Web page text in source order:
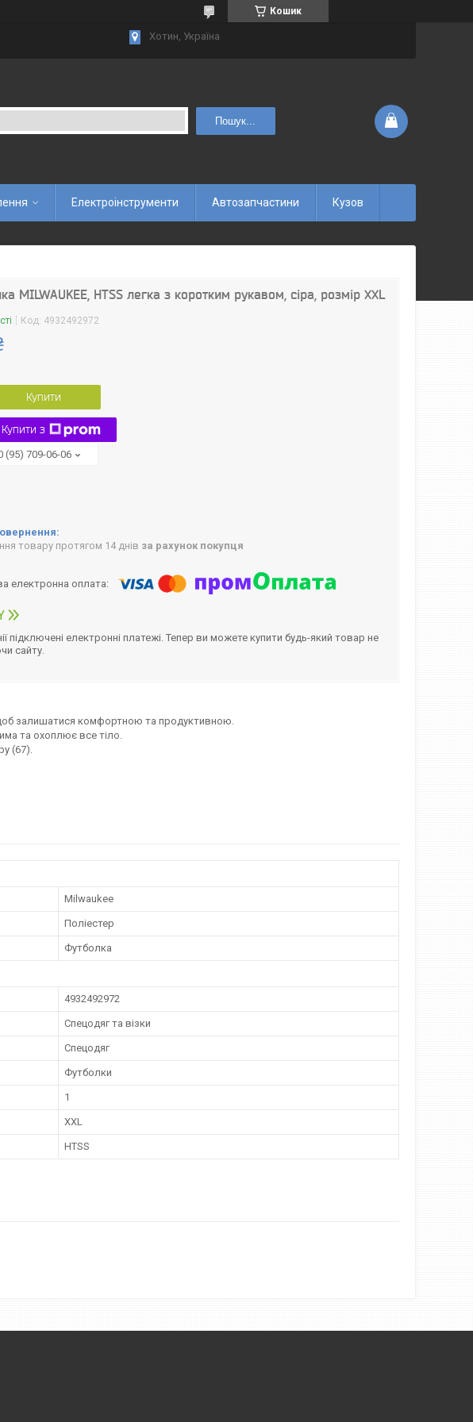
Кошик
Хотин, Україна
Пошук...
Електроінструменти Автозапчастини Кузов
MILWAUKEE, HTSS легка з коротким рукавом, сіра, розмір XXL
Код: 4932492972
Купити
Купити з
(95) 709-06-06
товару протягом 14 днів за рахунок покупця
підключені електронні платежі. Тепер ви можете купити будь-який товар не
сайту.
залишатися комфортною та продуктивною.
та охоплює все тіло.
(67).
Milwaukee
Поліестер
Футболка
4932492972
Спецодяг та візки
Спецодяг
Футболки
1
XXL
HTSS